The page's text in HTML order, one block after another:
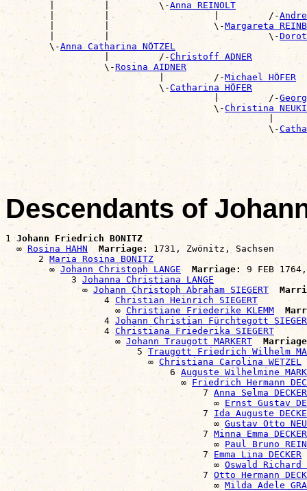
        |         |         \-
Anna REINOLT
        |         |                   |         /-
        |         |                   \-
Margareta
        |         |                             \-
        \-
Anna Catharina NÖTZEL
                  |         /-
Christoff ADNER
                  \-
Rosina AIDNER
                            |         /-
Michael HÖFER
                            \-
Catharina HÖFER
                                      |         /-
Georg
                                      \-
Christina
|
                                                \-
Descendants of
1 Johann Friedrich BONITZ
  ∞
Rosina HAHN Marriage:
1731, Zwönitz, Sachsen
      2
Maria Rosina BONITZ
        ∞
Johann Christoph LANGE Marriage:
9 FEB
            3
Johanna Christiana LANGE
              ∞
Johann Christoph Abraham SIEGERT
                  4
Christian Heinrich SIEGERT
                    ∞
Christiane Friederike KLEMM
                  4
Johann Christian Fürchtegott
                  4
Christiana Friederika SIEGERT
                    ∞
Johann Traugott MARKERT
                        5
Traugott Friedrich Wilhelm
                          ∞
Christiana Carolina WETZEL
                              6
Auguste Wilhelmine
                                ∞
Friedrich Hermann
                                    7
Anna Selma DECKER
                                      ∞
Ernst Gustav
                                    7
Ida Auguste
                                      ∞
Gustav Otto
                                    7
Minna Emma DECKER
                                      ∞
Paul Bruno
                                    7
Emma Lina DECKER
                                      ∞
Oswald Richard
                                    7
Otto Hermann
                                      ∞
Milda Adele